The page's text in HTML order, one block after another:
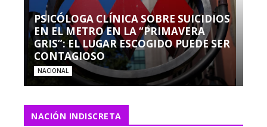
PSICÓLOGA CLÍNICA SOBRE SUICIDIOS
EN EL METRO EN LA “PRIMAVERA
GRIS”: EL LUGAR ESCOGIDO PUEDE SER
CONTAGIOSO
NACIONAL
NACIÓN INDISCRETA